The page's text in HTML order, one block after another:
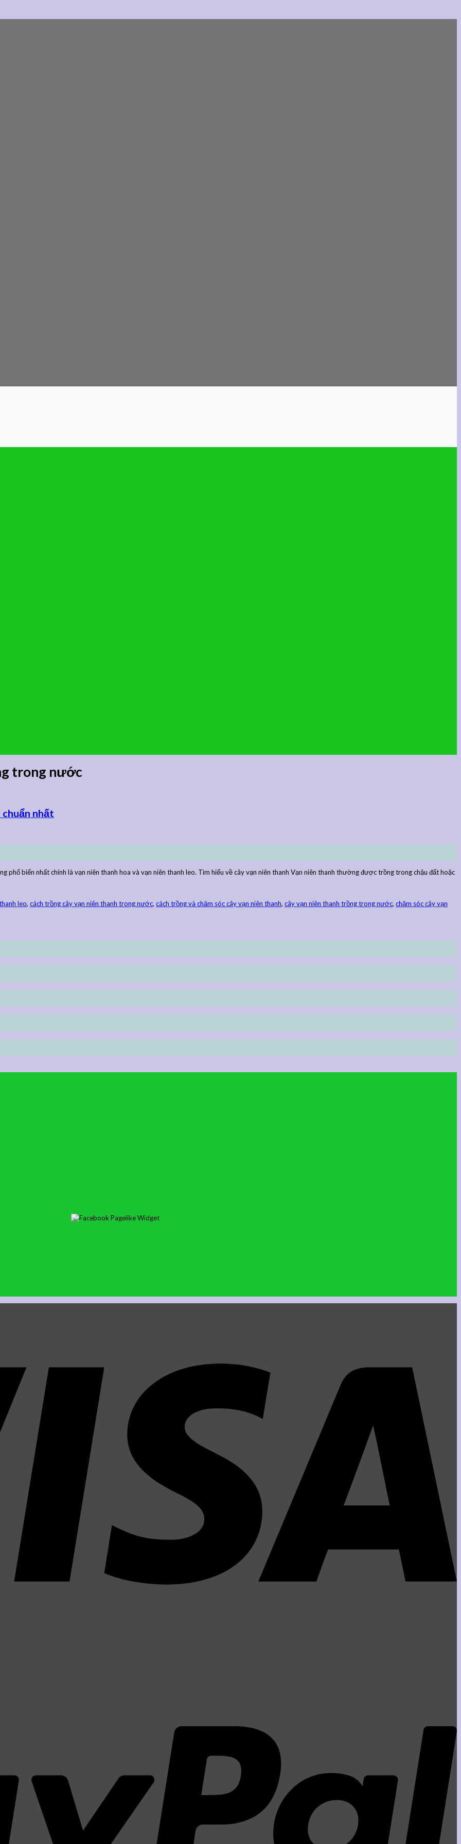
trong nước
nhất
phổ biến nhất chính là vạn niên thanh hoa và vạn niên thanh leo. Tìm hiểu về cây vạn niên thanh Vạn niên thanh thường được trồng trong chậu đất hoặc
leo, cách trồng cây vạn niên thanh trong nước, cách trồng và chăm sóc cây vạn niên thanh, cây vạn niên thanh trồng trong nước, chăm sóc cây vạn